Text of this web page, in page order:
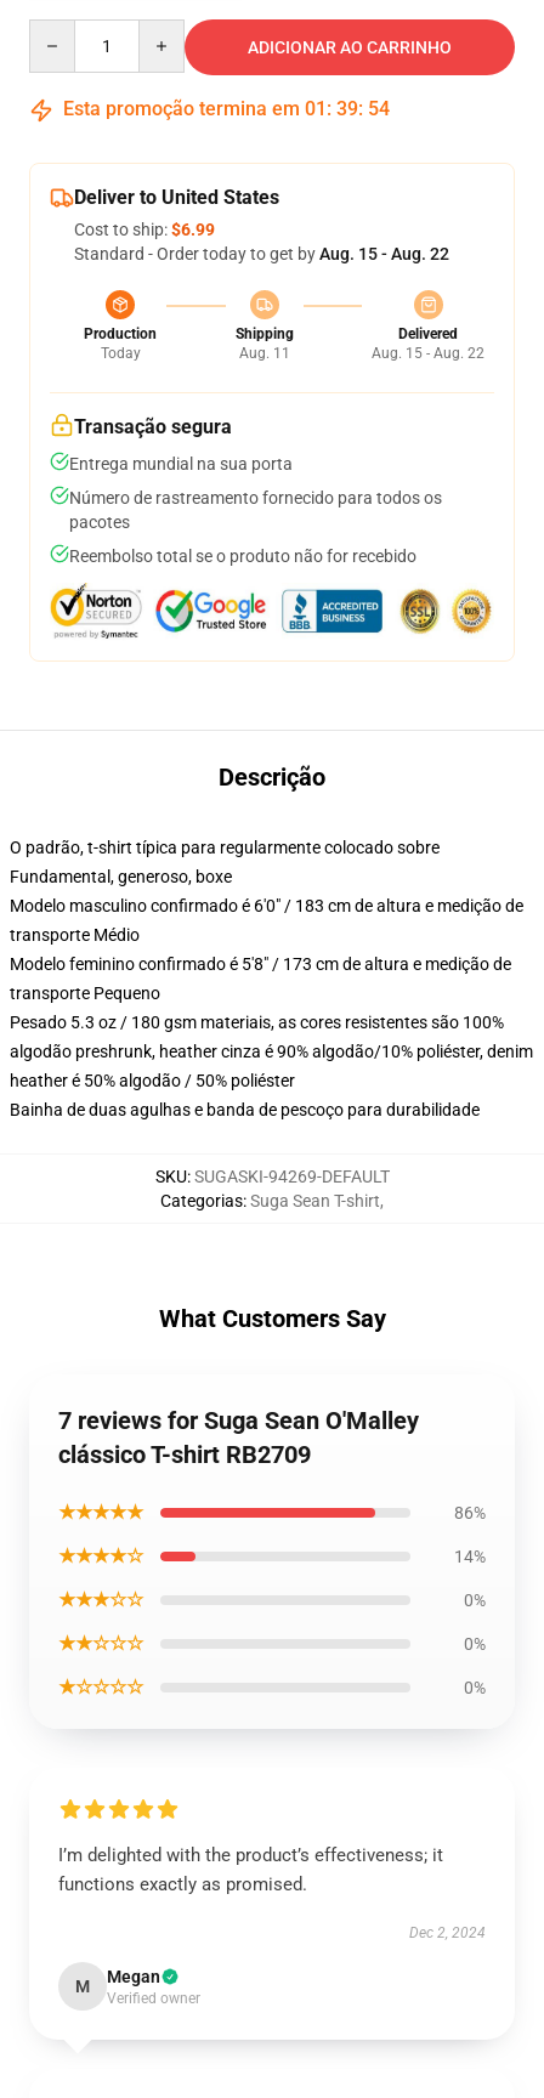
ADICIONAR AO CARRINHO
Esta promoção termina em 01 : 39: 54
Deliver to United States
Cost to ship:$6.99
Standard - Order today to get byAug. 15 - Aug. 22
Production
Today
Shipping
Aug. 11
Delivered
Aug. 15 - Aug. 22
Transação segura
Entrega mundial na sua porta
Número de rastreamento fornecido para todos os
pacotes
Reembolso total se o produto não for recebido
Descrição
O padrão, t-shirt típica para regularmente colocado sobre
Fundamental, generoso, boxe
Modelo masculino confirmado é 6'0" / 183 cm de altura e medição de
transporte Médio
Modelo feminino confirmado é 5'8" / 173 cm de altura e medição de
transporte Pequeno
Pesado 5.3 oz / 180 gsm materiais, as cores resistentes são 100%
algodão preshrunk, heather cinza é 90% algodão/10% poliéster, denim
heather é 50% algodão / 50% poliéster
Bainha de duas agulhas e banda de pescoço para durabilidade
SKU:SUGASKI-94269-DEFAULT
Categorias:Suga Sean T-shirt,
What Customers Say
7 reviews for Suga Sean O'Malley
clássico T-shirt RB2709
★★★★★ 86%
★★★★☆ 14%
★★★☆☆ 0%
★★☆☆☆ 0%
★☆☆☆☆ 0%
I’m delighted with the product’s effectiveness; it
functions exactly as promised.
Dec 2, 2024
M Megan
Verified owner